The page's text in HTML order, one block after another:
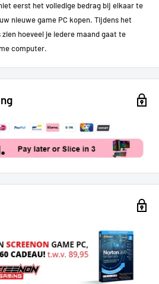
eerst het volledige bedrag bij elkaar te
nieuwe game PC kopen. Tijdens het
hoeveel je iedere maand gaat te
computer.